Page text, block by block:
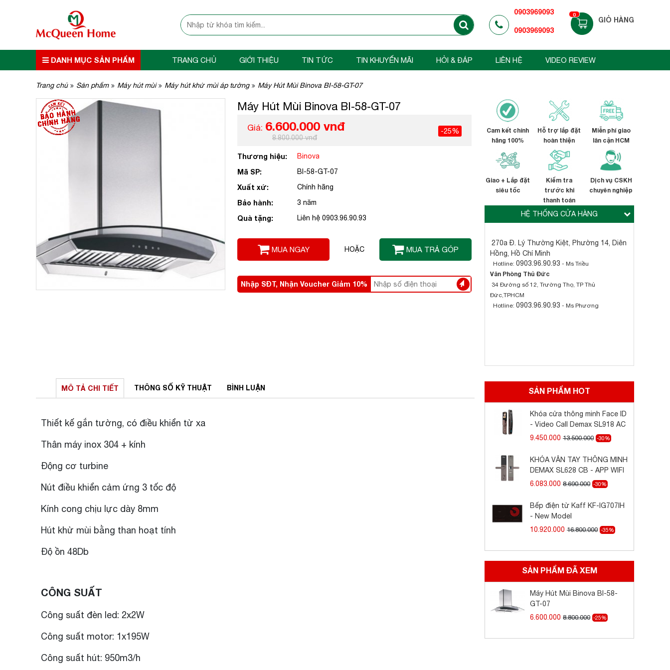
0903969093
0903969093
0
GIỎ HÀNG
DANH MỤC SẢN PHẨM TRANG CHỦ GIỚI THIỆU TIN TỨC TIN KHUYẾN MÃI HỎI & ĐÁP LIÊN HỆ VIDEO REVIEW
Trang chủ Sản phẩm Máy hút mùi Máy hút khử mùi áp tường Máy Hút Mùi Binova BI-58-GT-07
Máy Hút Mùi Binova BI-58-GT-07
Giá: 6.600.000 vnđ
8.800.000 vnđ
-25%
Thương hiệu: Binova
Mã SP: BI-58-GT-07
Xuất xứ: Chính hãng
Bảo hành: 3 năm
Quà tặng: Liên hệ 0903.96.90.93
MUA NGAY HOẶC MUA TRẢ GÓP
Nhập SĐT, Nhận Voucher Giảm 10%
Cam kết chính
hãng 100%
Hỗ trợ lắp đặt
hoàn thiện
Miễn phí giao
lân cận HCM
Giao + Lắp đặt
siêu tốc
Kiểm tra
trước khi
thanh toán
Dịch vụ CSKH
chuyên nghiệp
HỆ THỐNG CỬA HÀNG
270a Đ. Lý Thường Kiệt, Phường 14, Diên
Hồng, Hồ Chí Minh
Hotline: 0903.96.90.93 - Ms Triều
Văn Phòng Thủ Đức
34 Đường số 12, Trường Thọ, TP Thủ
Đức,TPHCM
Hotline: 0903.96.90.93 - Ms Phương
MÔ TẢ CHI TIẾT THÔNG SỐ KỸ THUẬT BÌNH LUẬN
Thiết kế gắn tường, có điều khiển từ xa
Thân máy inox 304 + kính
Động cơ turbine
Nút điều khiển cảm ứng 3 tốc độ
Kính cong chịu lực dày 8mm
Hút khử mùi bằng than hoạt tính
Độ ồn 48Db
CÔNG SUẤT
Công suất đèn led: 2x2W
Công suất motor: 1x195W
Công suất hút: 950m3/h
SẢN PHẨM HOT
Khóa cửa thông minh Face ID
- Video Call Demax SL918 AC
9.450.000 13.500.000 -30%
KHÓA VÂN TAY THÔNG MINH
DEMAX SL628 CB - APP WIFI
6.083.000 8.690.000 -30%
Bếp điện từ Kaff KF-IG707IH
- New Model
10.920.000 16.800.000 -35%
SẢN PHẨM ĐÃ XEM
Máy Hút Mùi Binova BI-58-
GT-07
6.600.000 8.800.000 -25%